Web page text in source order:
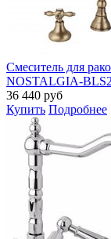
Смеситель для
NOSTALGIA-
36 440 руб
Купить Подробнее